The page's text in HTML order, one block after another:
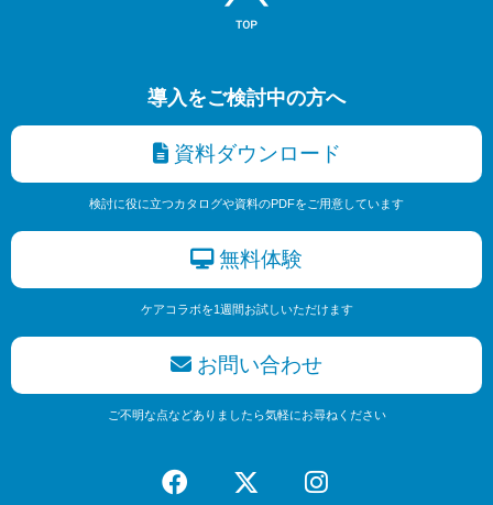
導入をご検討中の方へ
資料ダウンロード
検討に役に立つカタログや資料のPDFをご用意しています
無料体験
ケアコラボを1週間お試しいただけます
お問い合わせ
ご不明な点などありましたら気軽にお尋ねください